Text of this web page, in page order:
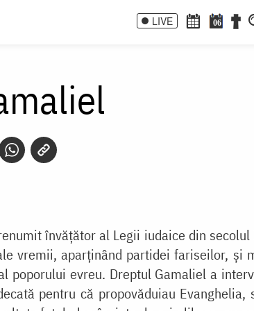
LIVE 06
învățător al Legii iudaice din
vremii, aparținând partidei fariseilor, și
poporului evreu. Dreptul Gamaliel a
pentru că propovăduiau